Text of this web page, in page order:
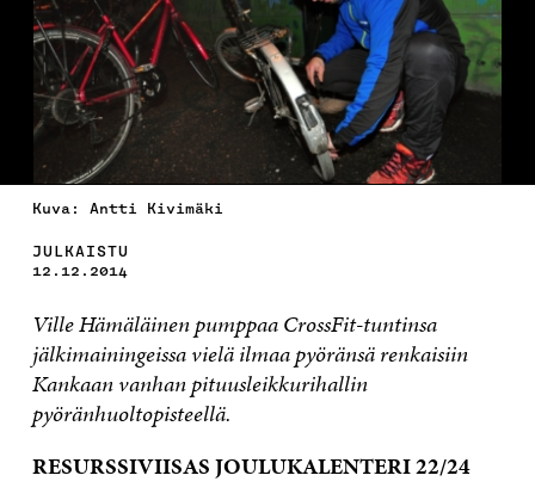
Kuva: Antti Kivimäki
JULKAISTU
12.12.2014
Ville Hämäläinen pumppaa CrossFit-tuntinsa
jälkimainingeissa vielä ilmaa pyöränsä renkaisiin
Kankaan vanhan pituusleikkurihallin
pyöränhuoltopisteellä.
RESURSSIVIISASJOULUKALENTERI 22/24